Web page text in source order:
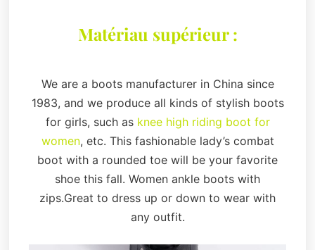
Matériau supérieur :
We are a boots manufacturer in China since
1983, and we produce all kinds of stylish boots
for girls, such as knee high riding boot for
women, etc. This fashionable lady’s combat
boot with a rounded toe will be your favorite
shoe this fall. Women ankle boots with
zips.Great to dress up or down to wear with
any outfit.